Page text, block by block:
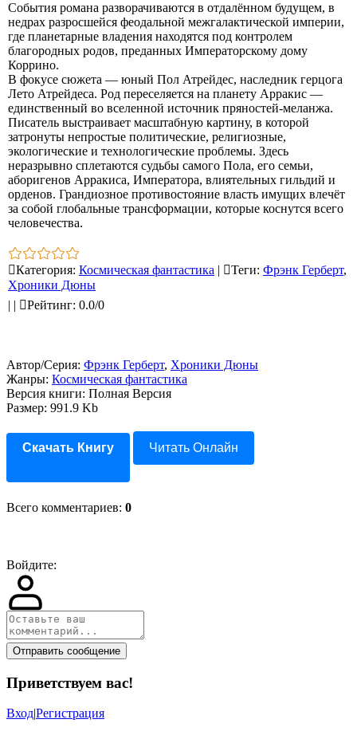
События романа разворачиваются в отдалённом будущем, в
недрах разросшейся феодальной межгалактической империи,
где планетарные владения находятся под контролем
благородных родов, преданных Императорскому дому
Коррино.
В фокусе сюжета — юный Пол Атрейдес, наследник герцога
Лето Атрейдеса. Род переселяется на планету Арракис —
единственный во вселенной источник пряностей‑меланжа.
Писатель выстраивает масштабную картину, в которой
затронуты непростые политические, религиозные,
экологические и технологические проблемы. Здесь
неразрывно сплетаются судьбы самого Пола, его семьи,
аборигенов Арракиса, Императора, влиятельных гильдий и
орденов. Грандиозное противостояние власть имущих влечёт
за собой глобальные трансформации, которые коснутся всего
человечества.
Категория: Космическая фантастика | Теги: Фрэнк Герберт,
Хроники Дюны
| | Рейтинг: 0.0/0
Автор/Серия: Фрэнк Герберт, Хроники Дюны
Жанры: Космическая фантастика
Версия книги: Полная Версия
Размер: 991.9 Kb
Скачать Книгу Читать Онлайн
Всего комментариев: 0
Войдите:
Отправить сообщение
Приветствуем вас!
Вход|Регистрация